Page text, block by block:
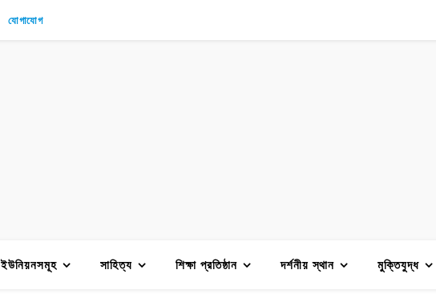
যোগাযোগ
ইউনিয়নসমূহ সাহিত্য শিক্ষা প্রতিষ্ঠান দর্শনীয় স্থান মুক্তিযুদ্ধ